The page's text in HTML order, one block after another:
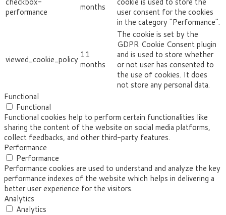
performance
months
user consent for the cookies
in the category "Performance".
viewed_cookie_policy 11
months
The cookie is set by the
GDPR Cookie Consent plugin
and is used to store whether
or not user has consented to
the use of cookies. It does
not store any personal data.
Functional
Functional
Functional cookies help to perform certain functionalities like
sharing the content of the website on social media platforms,
collect feedbacks, and other third-party features.
Performance
Performance
Performance cookies are used to understand and analyze the key
performance indexes of the website which helps in delivering a
better user experience for the visitors.
Analytics
Analytics